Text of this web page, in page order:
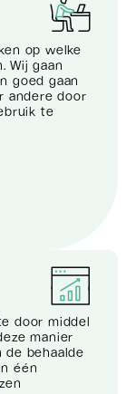
op welke
Wij gaan
goed gaan
andere door
te
door middel
manier
behaalde
één